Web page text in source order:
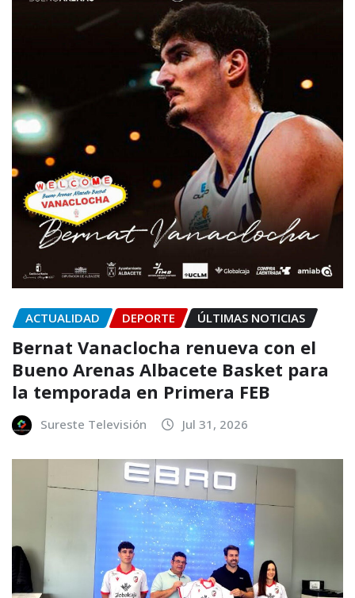
ACTUALIDAD DEPORTE ÚLTIMAS NOTICIAS
Bernat Vanaclocha renueva con el
Bueno Arenas Albacete Basket para
la temporada en Primera FEB
Sureste Televisión Jul 31, 2026